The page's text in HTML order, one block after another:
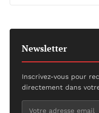
Newsletter
Inscrivez-vous pour
directement dans